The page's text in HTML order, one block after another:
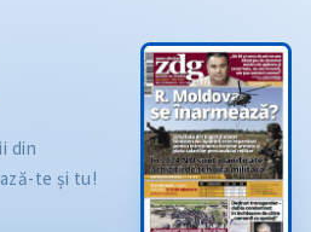
din
te și tu!